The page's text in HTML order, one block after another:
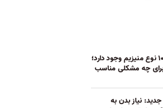
بیش از ۱۰ نوع منیزیم وجود دارد؛
چه مشکلی مناسب‌
نیاز بدن به